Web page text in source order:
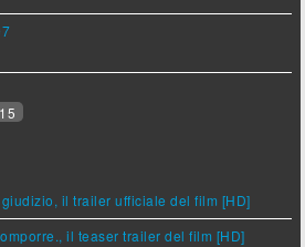
il trailer ufficiale del film [HD]
il teaser trailer del film [HD]